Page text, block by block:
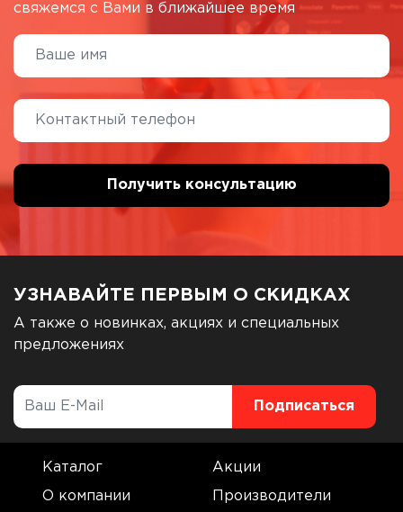
свяжемся с Вами в ближайшее время
УЗНАВАЙТЕ ПЕРВЫМ О СКИДКАХ
А также о новинках, акциях и специальных
предложениях
Каталог Акции
О компании Производители